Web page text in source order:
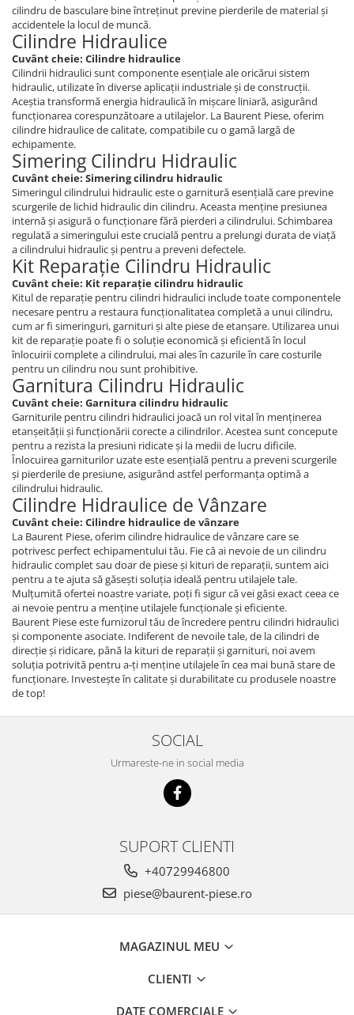
Frana utilaje
Supapa franare
Kit reparatii
Cabluri frana
Rezervor lichid de frana
Lichid de frana
Antigel frane
Piese fara categorie
Sepci
Garnituri utilaje
Siguranta
Abtibilduri - Etichete
Girofar
Piese electrice
Cabluri si mufe
Mufe si pini
Piese contact
Contactor 12V
Contactoare 24V
Contactoare 48V
Motoare electrice
Placa electronica
Contact general - Ciuperca
Pedala
Sigurante
Becuri indicatoare
Limitatori
Potentiometre
Senzori de unghi
Bobina solenoid
Bobina 24V
Senzor presiune ulei
Senzori temperatura ulei
Burduf pentru intrerupator
Contact 4 pozitii
Piese Renault
Piese Hurlimann
Piese Zetor
Piese Weidemann
Piese Ausa
Piese Sennebogen
Piese Still
Piese Timberjack
Piese Valmet Valtra
Piese Vogele
Piese Yuchai
Piese Zeppelin
Piese Schaeff
Piese Putzmeister
Piese Mitsubishi
Piese Matbro
Piese Lindner
Piese Kramer
Piese Kaiser
Piese Jacobsen
Piese Ingersoll Rand
Piese Hanomag
Piese Hamm
Piese Goldoni
Piese Furukawa
Piese Ford
Piese Ferrari
Piese Faun
Piese Dynapack
cilindru de basculare bine întreținut previne pierderile de material și
accidentele la locul de muncă.
Cilindre Hidraulice
Cuvânt cheie: Cilindre hidraulice
Cilindrii hidraulici sunt componente esențiale ale oricărui sistem
hidraulic, utilizate în diverse aplicații industriale și de construcții.
Aceștia transformă energia hidraulică în mișcare liniară, asigurând
funcționarea corespunzătoare a utilajelor. La Baurent Piese, oferim
cilindre hidraulice de calitate, compatibile cu o gamă largă de
echipamente.
Simering Cilindru Hidraulic
Cuvânt cheie: Simering cilindru hidraulic
Simeringul cilindrului hidraulic este o garnitură esențială care previne
scurgerile de lichid hidraulic din cilindru. Aceasta menține presiunea
internă și asigură o funcționare fără pierderi a cilindrului. Schimbarea
regulată a simeringului este crucială pentru a prelungi durata de viață
a cilindrului hidraulic și pentru a preveni defectele.
Kit Reparație Cilindru Hidraulic
Cuvânt cheie: Kit reparație cilindru hidraulic
Kitul de reparație pentru cilindri hidraulici include toate componentele
necesare pentru a restaura funcționalitatea completă a unui cilindru,
cum ar fi simeringuri, garnituri și alte piese de etanșare. Utilizarea unui
kit de reparație poate fi o soluție economică și eficientă în locul
înlocuirii complete a cilindrului, mai ales în cazurile în care costurile
pentru un cilindru nou sunt prohibitive.
Garnitura Cilindru Hidraulic
Cuvânt cheie: Garnitura cilindru hidraulic
Garniturile pentru cilindri hidraulici joacă un rol vital în menținerea
etanșeității și funcționării corecte a cilindrilor. Acestea sunt concepute
pentru a rezista la presiuni ridicate și la medii de lucru dificile.
Înlocuirea garniturilor uzate este esențială pentru a preveni scurgerile
și pierderile de presiune, asigurând astfel performanța optimă a
cilindrului hidraulic.
Cilindre Hidraulice de Vânzare
Cuvânt cheie: Cilindre hidraulice de vânzare
La Baurent Piese, oferim cilindre hidraulice de vânzare care se
potrivesc perfect echipamentului tău. Fie că ai nevoie de un cilindru
hidraulic complet sau doar de piese și kituri de reparații, suntem aici
pentru a te ajuta să găsești soluția ideală pentru utilajele tale.
Mulțumită ofertei noastre variate, poți fi sigur că vei găsi exact ceea ce
ai nevoie pentru a menține utilajele funcționale și eficiente.
Baurent Piese este furnizorul tău de încredere pentru cilindri hidraulici
și componente asociate. Indiferent de nevoile tale, de la cilindri de
direcție și ridicare, până la kituri de reparații și garnituri, noi avem
soluția potrivită pentru a-ți menține utilajele în cea mai bună stare de
funcționare. Investește în calitate și durabilitate cu produsele noastre
de top!
SOCIAL
Urmareste-ne in social media
SUPORT CLIENTI
+40729946800
piese@baurent-piese.ro
MAGAZINUL MEU
CLIENTI
DATE COMERCIALE